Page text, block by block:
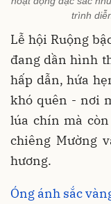
trình
Lễ hội Ruộng
đang dần hình
hấp dẫn, hứa
khó quên - nơi
lúa chín mà
chiêng Mường
hương.
Óng ánh sắc